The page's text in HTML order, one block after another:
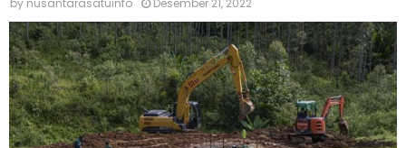
by nusantarasatuinfo Desember 21, 2022